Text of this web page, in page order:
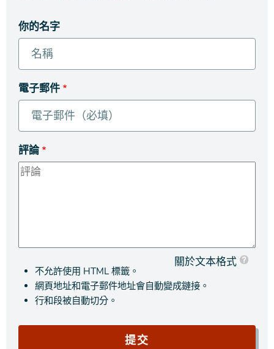
你的名字
電子郵件
評論
關於文本格式
不允許使用 HTML 標籤。
網頁地址和電子郵件地址會自動變成鏈接。
行和段被自動切分。